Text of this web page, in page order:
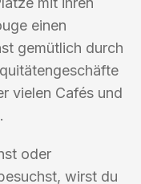
einen
gemütlich durch
vielen Cafés und
oder
wirst du